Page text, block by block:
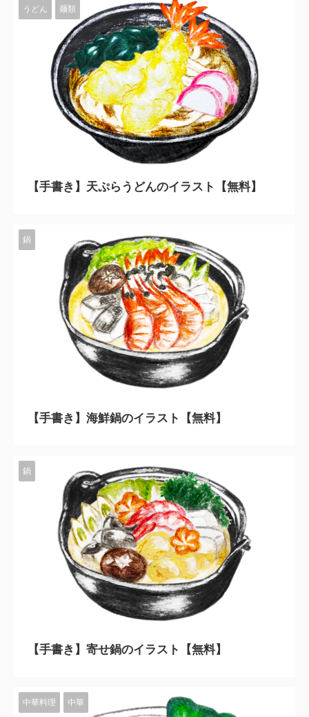
うどん 麺類
【手書き】天ぷらうどんのイラスト【無料】
鍋
【手書き】海鮮鍋のイラスト【無料】
鍋
【手書き】寄せ鍋のイラスト【無料】
中華料理 中華